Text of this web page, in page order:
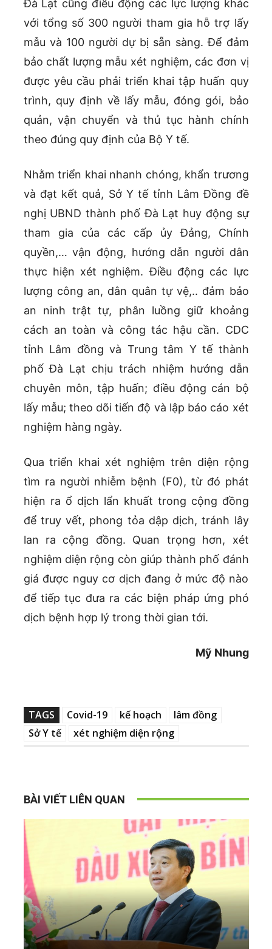
Đà Lạt cũng điều động các lực lượng khác
với tổng số 300 người tham gia hỗ trợ lấy
mẫu và 100 người dự bị sẵn sàng. Để đảm
bảo chất lượng mẫu xét nghiệm, các đơn vị
được yêu cầu phải triển khai tập huấn quy
trình, quy định về lấy mẫu, đóng gói, bảo
quản, vận chuyển và thủ tục hành chính
theo đúng quy định của Bộ Y tế.
Nhằm triển khai nhanh chóng, khẩn trương
và đạt kết quả, Sở Y tế tỉnh Lâm Đồng đề
nghị UBND thành phố Đà Lạt huy động sự
tham gia của các cấp ủy Đảng, Chính
quyền,… vận động, hướng dẫn người dân
thực hiện xét nghiệm. Điều động các lực
lượng công an, dân quân tự vệ,.. đảm bảo
an ninh trật tự, phân luồng giữ khoảng
cách an toàn và công tác hậu cần. CDC
tỉnh Lâm đồng và Trung tâm Y tế thành
phố Đà Lạt chịu trách nhiệm hướng dẫn
chuyên môn, tập huấn; điều động cán bộ
lấy mẫu; theo dõi tiến độ và lập báo cáo xét
nghiệm hàng ngày.
Qua triển khai xét nghiệm trên diện rộng
tìm ra người nhiễm bệnh (F0), từ đó phát
hiện ra ổ dịch lẩn khuất trong cộng đồng
để truy vết, phong tỏa dập dịch, tránh lây
lan ra cộng đồng. Quan trọng hơn, xét
nghiệm diện rộng còn giúp thành phố đánh
giá được nguy cơ dịch đang ở mức độ nào
để tiếp tục đưa ra các biện pháp ứng phó
dịch bệnh hợp lý trong thời gian tới.
Mỹ Nhung
TAGS Covid-19 kế hoạch
lâm đồng
Sở Y tế
xét nghiệm diện rộng
BÀI VIẾT LIÊN QUAN